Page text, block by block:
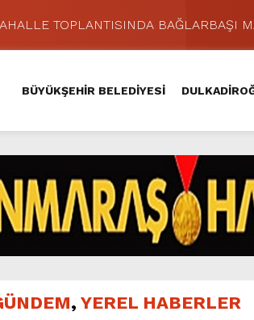
TOPLANTISINDA BAĞLARBAŞI
Büyük Dönüşüm Başladı.
45 Milyonluk Yol Yatırımını
İkinci Etap Nefes Kesti.
Son Kat Asfalt Serimini
Murat Caddesi’ni Asfalta Hazırlıyor.
Kırsalına Değer Katan Yol Yatırımı.
Eğlence ve Nostalji Bir Aradaydı.
KAFUM’da Sahne Alacak.
BÜYÜKŞEHİR BELEDİYESİ
, YEREL HABERLER